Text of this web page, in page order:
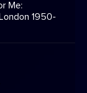
Me:
1950-